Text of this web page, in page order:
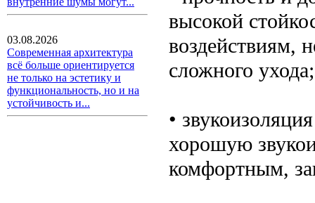
03.08.2026
Современная архитектура
всё больше ориентируется
не только на эстетику и
функциональность, но и на
устойчивость и...
высокой
воздействиям,
сложного ухода;
•
хорошую
комфортным,